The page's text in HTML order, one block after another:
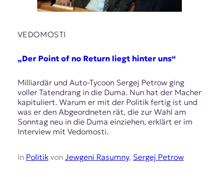
VEDOMOSTI
„Der Point of no Return liegt hinter uns“
Milliardär und Auto-Tycoon Sergej Petrow ging
voller Tatendrang in die Duma. Nun hat der Macher
kapituliert. Warum er mit der Politik fertig ist und
was er den Abgeordneten rät, die zur Wahl am
Sonntag neu in die Duma einziehen, erklärt er im
Interview mit Vedomosti.
In Politikvon Jewgeni Rasumny, Sergej Petrow